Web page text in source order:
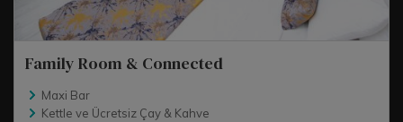
Family Room & Connected
Maxi Bar
Kettle ve Ücretsiz Çay & Kahve